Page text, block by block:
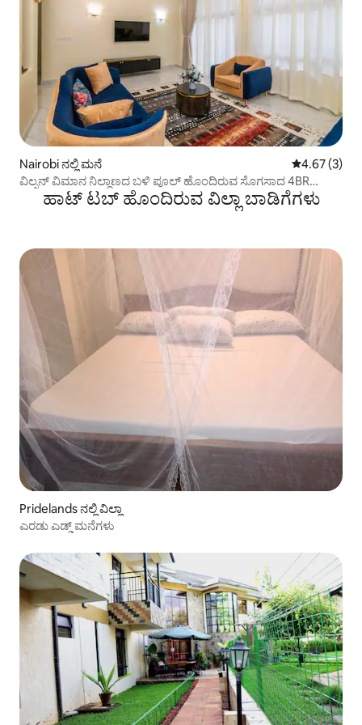
Nairobi ನಲ್ಲಿ ಮನೆ 5 ರಲ್ಲಿ 4.67
4.67 (3)
ವಿಲ್ಸನ್ ವಿಮಾನ ನಿಲ್ದಾಣದ ಬಳಿ ಪೂಲ್ ಹೊಂದಿರುವ ಸೊಗಸಾದ 4BR
ಟೌನ್‌ಹೌಸ್
ಹಾಟ್ ಟಬ್ ಹೊಂದಿರುವ ವಿಲ್ಲಾ ಬಾಡಿಗೆಗಳು
Pridelands ನಲ್ಲಿ ವಿಲ್ಲಾ
ಎರಡು ಎಡ್ಡ್ ಮನೆಗಳು